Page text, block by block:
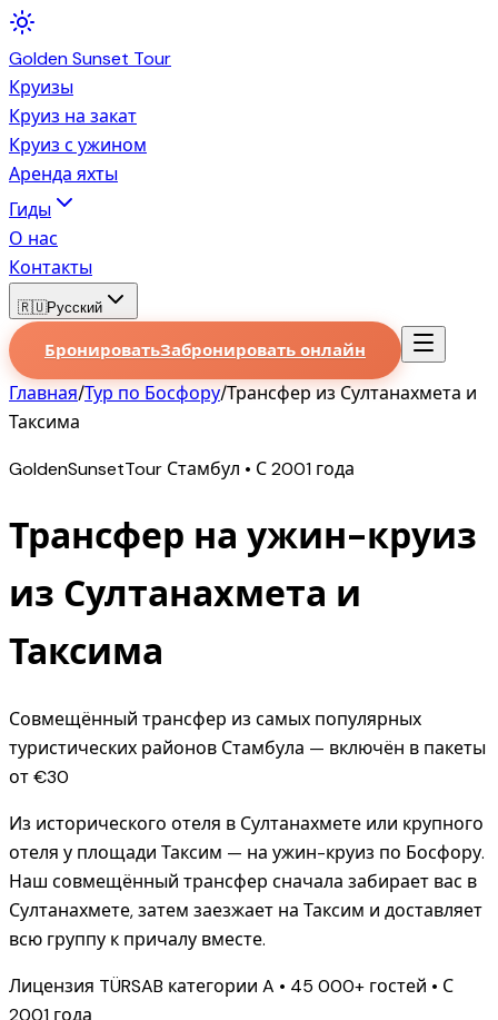
GoldenSunset Tour
Круизы
Круиз на закат
Круиз с ужином
Аренда яхты
Гиды
О нас
Контакты
🇷🇺Русский
БронироватьЗабронировать онлайн
Главная/Тур по Босфору/Трансфер из Султанахмета и
Таксима
GoldenSunsetTour Стамбул • С 2001 года
Трансфер на ужин-круиз
из Султанахмета и
Таксима
Совмещённый трансфер из самых популярных
туристических районов Стамбула — включён в пакеты
от €30
Из исторического отеля в Султанахмете или крупного
отеля у площади Таксим — на ужин-круиз по Босфору.
Наш совмещённый трансфер сначала забирает вас в
Султанахмете, затем заезжает на Таксим и доставляет
всю группу к причалу вместе.
Лицензия TÜRSAB категории A • 45 000+ гостей • С
2001 года